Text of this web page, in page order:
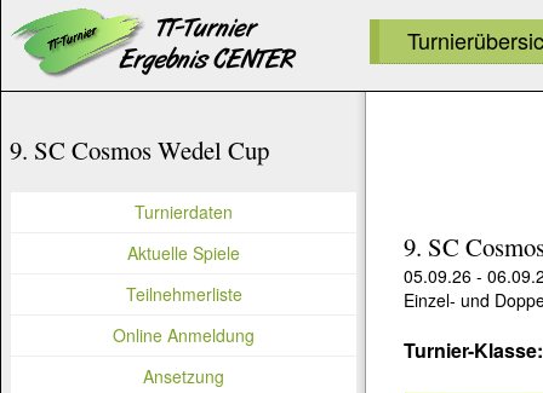
9. SC
05.09.26 -
Einzel- und
Turnier-
9. SC Cosmos Wedel Cup
Turnierdaten
Aktuelle Spiele
Teilnehmerliste
Online Anmeldung
Ansetzung